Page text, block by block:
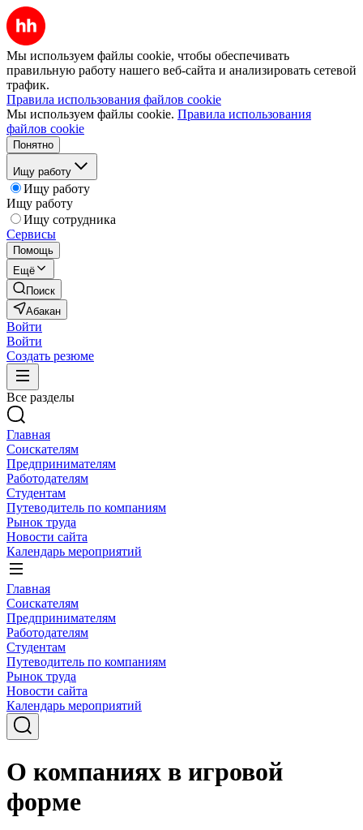
Мы используем файлы cookie, чтобы обеспечивать
правильную работу нашего веб-сайта и анализировать сетевой
трафик.
Правила использования файлов cookie
Мы используем файлы cookie. Правила использования
файлов cookie
Понятно
Ищу работу
Ищу работу
Ищу работу
Ищу сотрудника
Сервисы
Помощь
Ещё
Поиск
Абакан
Войти
Войти
Создать резюме
Все разделы
Главная
Соискателям
Предпринимателям
Работодателям
Студентам
Путеводитель по компаниям
Рынок труда
Новости сайта
Календарь мероприятий
Главная
Соискателям
Предпринимателям
Работодателям
Студентам
Путеводитель по компаниям
Рынок труда
Новости сайта
Календарь мероприятий
О компаниях в игровой
форме